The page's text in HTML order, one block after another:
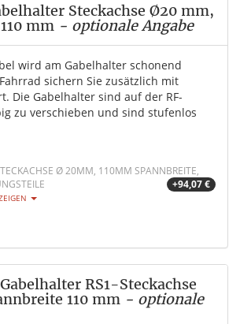
Steckachse Ø20 mm,
mm - optionale Angabe
wird am Gabelhalter schonend
sichern Sie zusätzlich mit
Die Gabelhalter sind auf der RF-
zu verschieben und sind stufenlos
Ø 20MM, 110MM SPANNBREITE,
+94,07 €
RS1-Steckachse
110 mm - optionale